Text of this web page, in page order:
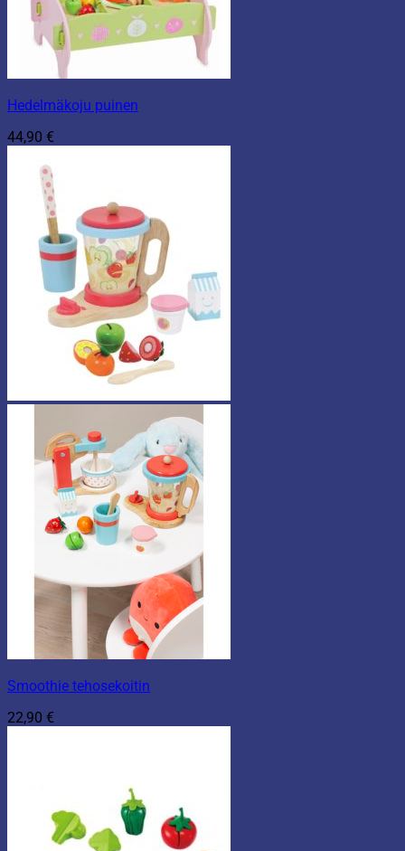
Hedelmäkoju puinen
44,90 €
Smoothie tehosekoitin
22,90 €